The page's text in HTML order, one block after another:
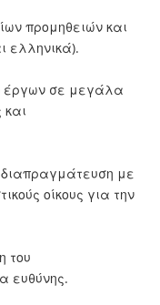
προμηθειών και
ελληνικά).
έργων σε μεγάλα
με
οίκους για την
του
ευθύνης.